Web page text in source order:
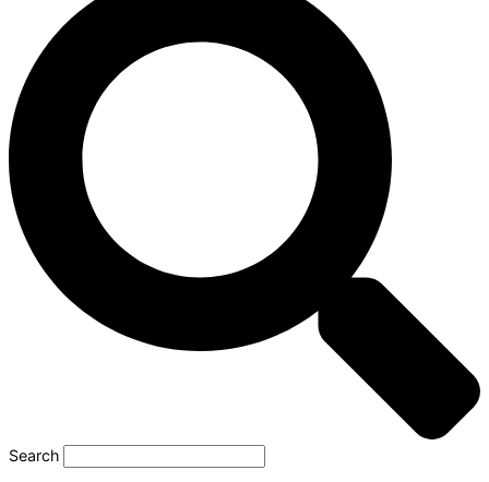
Search